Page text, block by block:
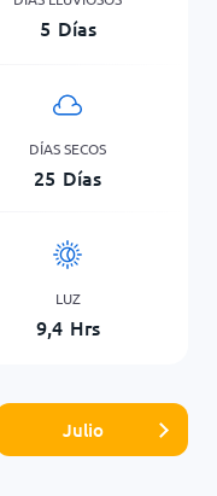
5 Días
DÍAS SECOS
25 Días
LUZ
9,4 Hrs
Julio